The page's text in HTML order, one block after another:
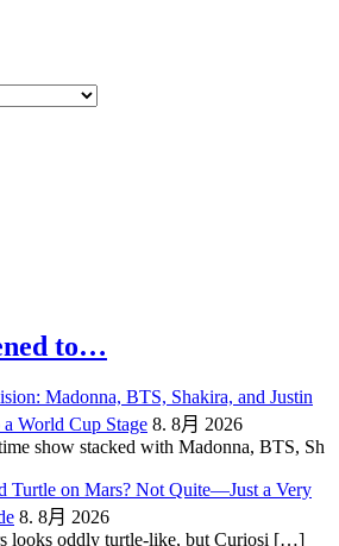
to…
Madonna, BTS, Shakira, and Justin
World Cup Stage 8. 8月 2026
show stacked with Madonna, BTS, Sh
Turtle on Mars? Not Quite—Just a Very
8. 8月 2026
looks oddly turtle-like, but Curiosi […]